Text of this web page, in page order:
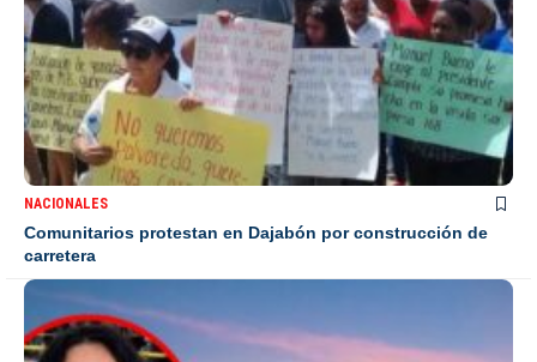
NACIONALES
Comunitarios protestan en Dajabón por construcción de
carretera